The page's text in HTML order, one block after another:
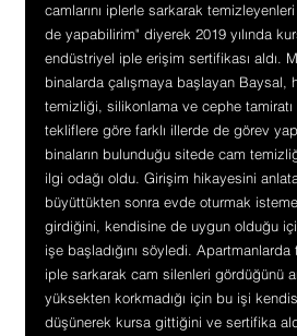
camlarını iplerle sarkarak
de yapabilirim" diyerek 2019 yılında
endüstriyel iple erişim sertifikası aldı.
binalarda çalışmaya başlayan Baysal,
temizliği, silikonlama ve cephe tamiratı
tekliflere göre farklı illerde de görev
binaların bulunduğu sitede cam
ilgi odağı oldu. Girişim hikayesini
büyüttükten sonra evde oturmak
girdiğini, kendisine de uygun olduğu
işe başladığını söyledi.
iple sarkarak cam silenleri gördüğünü
yüksekten korkmadığı için bu işi
düşünerek kursa gittiğini ve sertifika